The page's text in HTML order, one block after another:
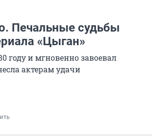
Печальные судьбы
«Цыган»
году и мгновенно завоевал
актерам удачи